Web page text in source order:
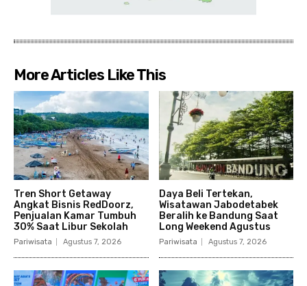
More Articles Like This
Tren Short Getaway
Angkat Bisnis RedDoorz,
Penjualan Kamar Tumbuh
30% Saat Libur Sekolah
Pariwisata Agustus 7, 2026
Daya Beli Tertekan,
Wisatawan Jabodetabek
Beralih ke Bandung Saat
Long Weekend Agustus
Pariwisata Agustus 7, 2026